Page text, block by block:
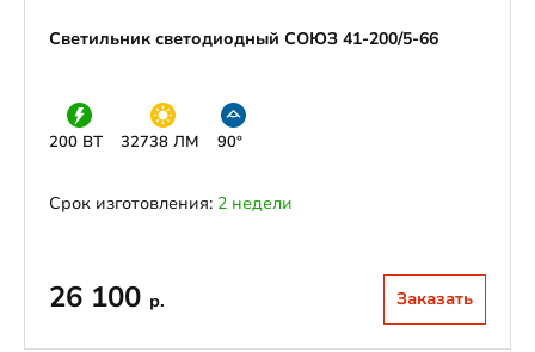
Светильник светодиодный СОЮЗ 41-200/5-66
200 ВТ 32738 ЛМ 90°
Срок изготовления: 2 недели
26 100 р. Заказать